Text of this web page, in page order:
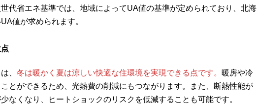
代省エネ基準では、地域によってUA値の基準が定められており、北海
値が求められます。
、 冬は暖かく夏は涼しい快適な住環境を実現できる点です。 暖房や冷
とができるため、光熱費の削減にもつながります。また、断熱性能が
なくなり、ヒートショックのリスクを低減することも可能です。